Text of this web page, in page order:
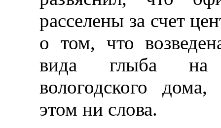
расселены за счет
о том, что
вида глыба на
вологодского
этом ни слова.